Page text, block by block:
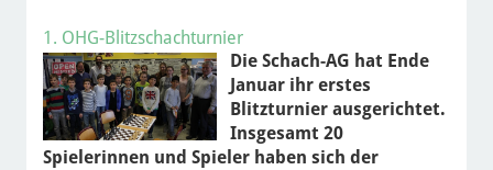
1. OHG-Blitzschachturnier
Die Schach-AG hat Ende
Januar ihr erstes
Blitzturnier ausgerichtet.
Insgesamt 20
Spielerinnen und Spieler haben sich der